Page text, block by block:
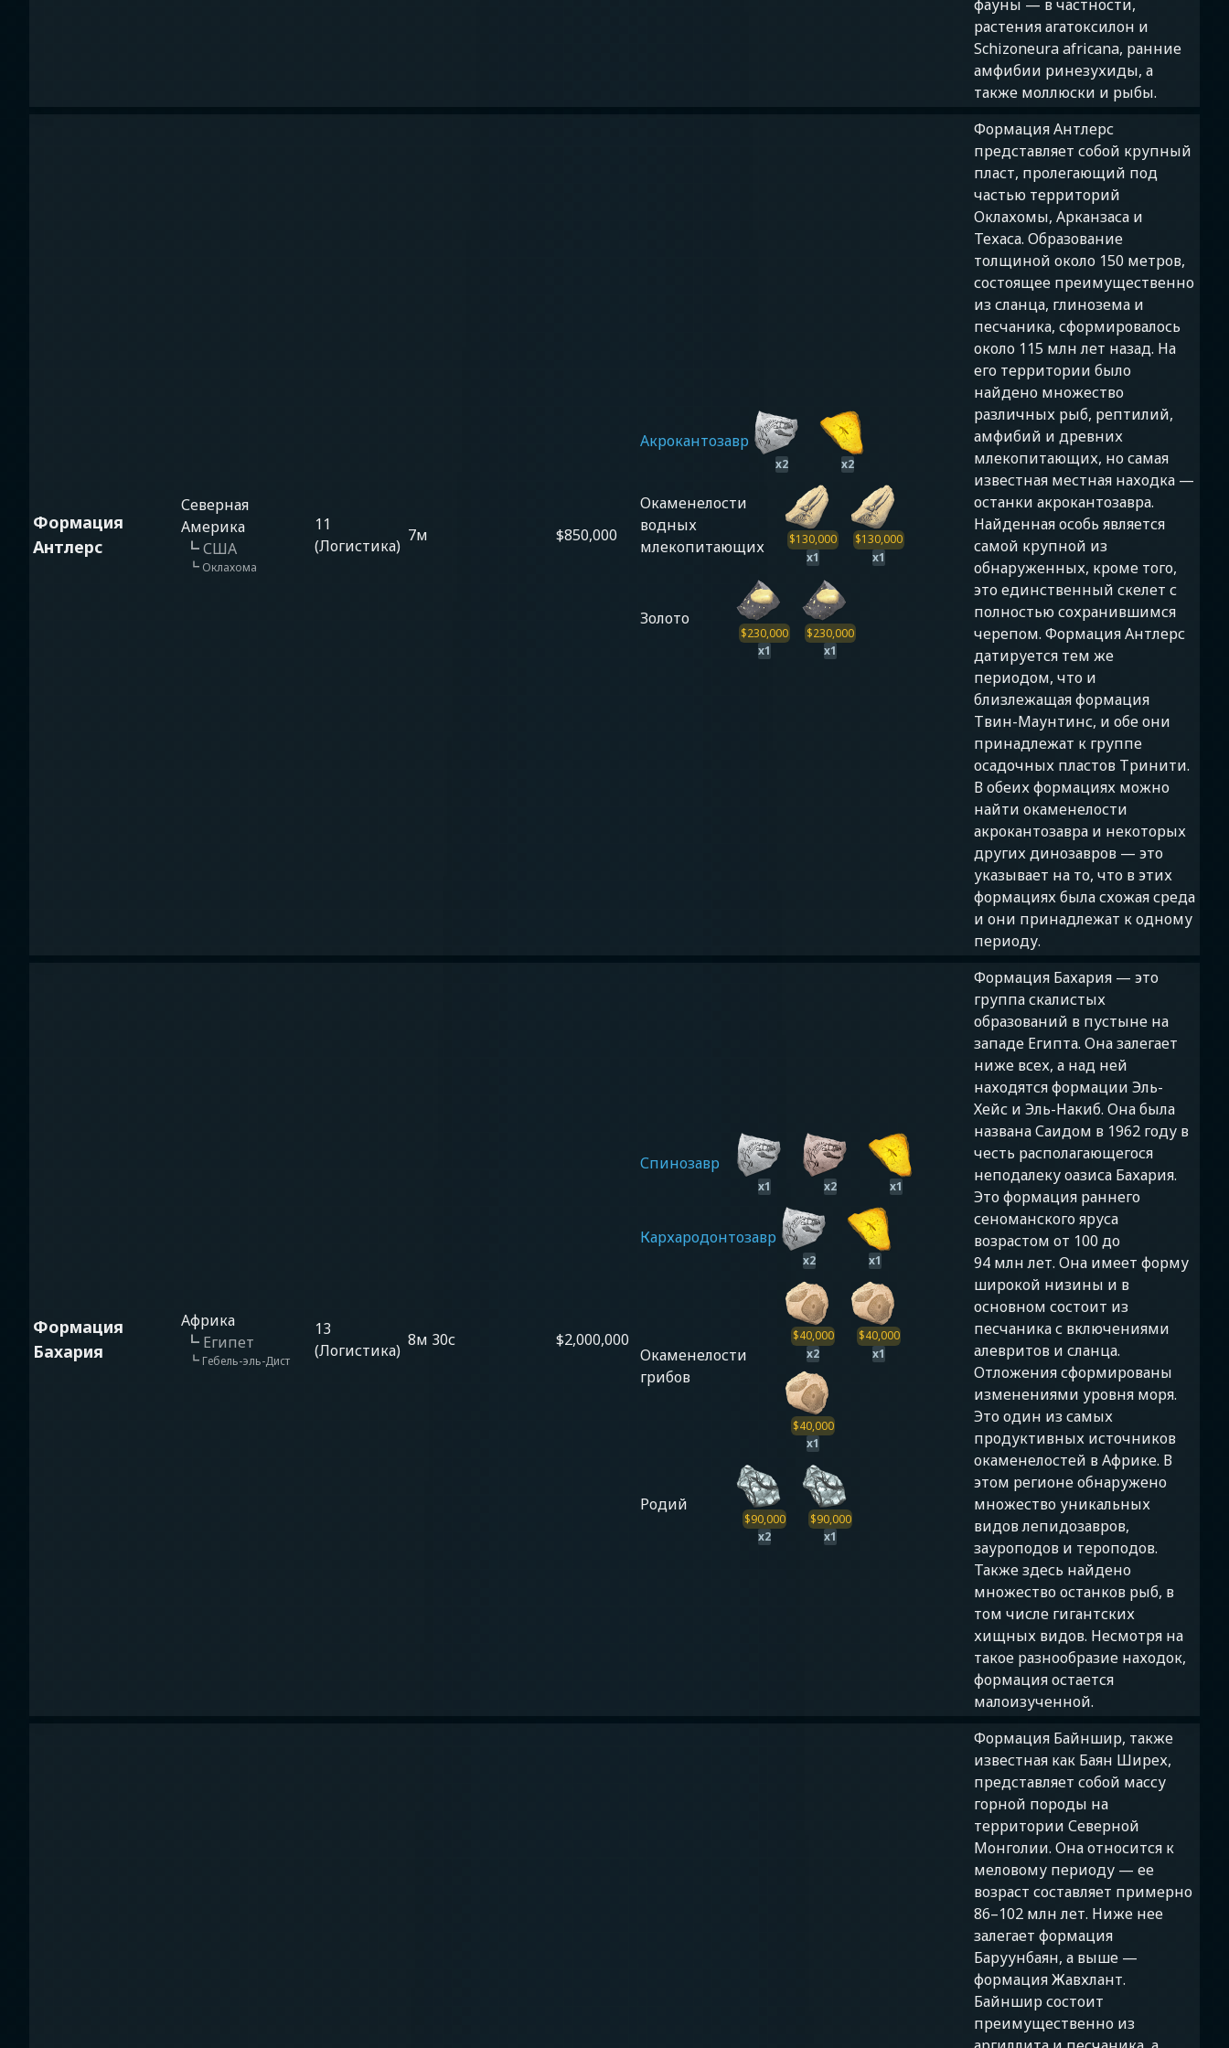
фауны — в частности,
растения агатоксилон и
Schizoneura africana, ранние
амфибии ринезухиды, а
также моллюски и рыбы.
Формация
Антлерс
Северная
Америка
┗США
┗ Оклахома
11
(Логистика)
7м $850,000
Акрокантозавр
x2 x2
Окаменелости
водных
млекопитающих
$130,000
x1
$130,000
x1
Золото
$230,000
x1
$230,000
x1
Формация Антлерс
представляет собой крупный
пласт, пролегающий под
частью территорий
Оклахомы, Арканзаса и
Техаса. Образование
толщиной около 150 метров,
состоящее преимущественно
из сланца, глинозема и
песчаника, сформировалось
около 115 млн лет назад. На
его территории было
найдено множество
различных рыб, рептилий,
амфибий и древних
млекопитающих, но самая
известная местная находка —
останки акрокантозавра.
Найденная особь является
самой крупной из
обнаруженных, кроме того,
это единственный скелет с
полностью сохранившимся
черепом. Формация Антлерс
датируется тем же
периодом, что и
близлежащая формация
Твин-Маунтинс, и обе они
принадлежат к группе
осадочных пластов Тринити.
В обеих формациях можно
найти окаменелости
акрокантозавра и некоторых
других динозавров — это
указывает на то, что в этих
формациях была схожая среда
и они принадлежат к одному
периоду.
Формация
Бахария
Африка
┗ Египет
┗ Гебель-эль-Дист
13
(Логистика)
8м 30с $2,000,000
Спинозавр
x1 x2 x1
Кархародонтозавр
x2 x1
Окаменелости
грибов
$40,000
x2
$40,000
x1
$40,000
x1
Родий
$90,000
x2
$90,000
x1
Формация Бахария — это
группа скалистых
образований в пустыне на
западе Египта. Она залегает
ниже всех, а над ней
находятся формации Эль-
Хейс и Эль-Накиб. Она была
названа Саидом в 1962 году в
честь располагающегося
неподалеку оазиса Бахария.
Это формация раннего
сеноманского яруса
возрастом от 100 до
94 млн лет. Она имеет форму
широкой низины и в
основном состоит из
песчаника с включениями
алевритов и сланца.
Отложения сформированы
изменениями уровня моря.
Это один из самых
продуктивных источников
окаменелостей в Африке. В
этом регионе обнаружено
множество уникальных
видов лепидозавров,
зауроподов и тероподов.
Также здесь найдено
множество останков рыб, в
том числе гигантских
хищных видов. Несмотря на
такое разнообразие находок,
формация остается
малоизученной.
Формация Байншир, также
известная как Баян Ширех,
представляет собой массу
горной породы на
территории Северной
Монголии. Она относится к
меловому периоду — ее
возраст составляет примерно
86–102 млн лет. Ниже нее
залегает формация
Баруунбаян, а выше —
формация Жавхлант.
Байншир состоит
преимущественно из